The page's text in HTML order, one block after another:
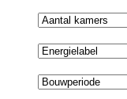
Aantal
Energielabel
Bouwperiode